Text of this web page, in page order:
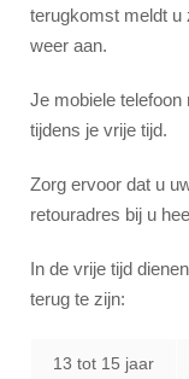
terugkomst meldt u
weer aan.
Je mobiele telefoon
tijdens je vrije tijd.
Zorg ervoor dat u
retouradres bij u
In de vrije tijd
terug te zijn:
13 tot 15 jaar